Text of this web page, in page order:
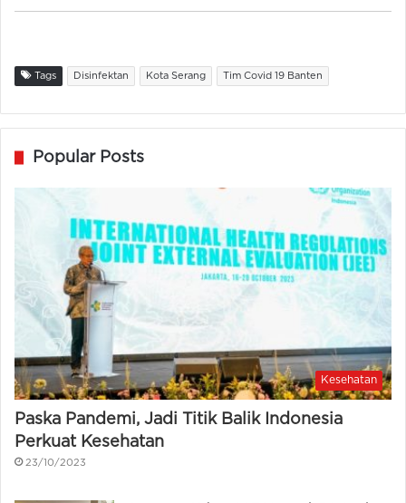
Tags Disinfektan Kota Serang Tim Covid 19 Banten
Popular Posts
Kesehatan
Paska Pandemi, Jadi Titik Balik Indonesia
Perkuat Kesehatan
23/10/2023